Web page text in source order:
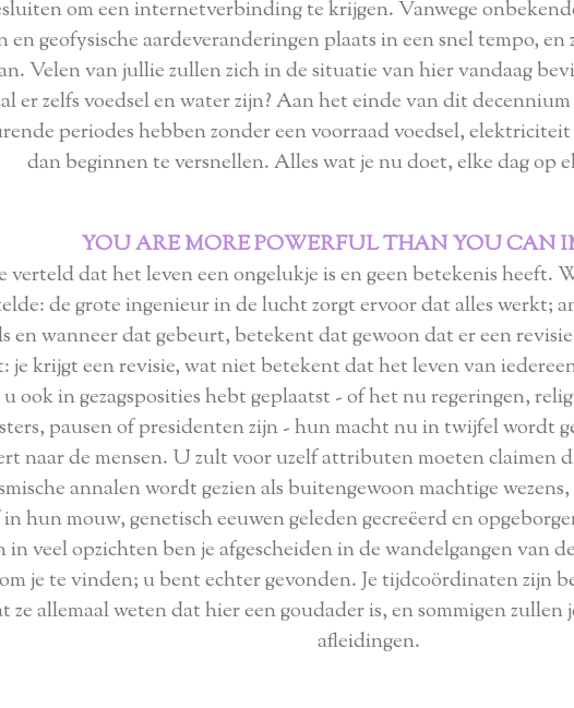
om een internetverbinding te krijgen. Vanwege
en geofysische aardeveranderingen plaats in een snel tempo,
Velen van jullie zullen zich in de situatie van hier vandaag
er zelfs voedsel en water zijn? Aan het einde van dit
periodes hebben zonder een voorraad voedsel,
dan beginnen te versnellen. Alles wat je nu doet, elke dag op
YOU ARE MORE POWERFUL THAN YOU CAN
verteld dat het leven een ongelukje is en geen betekenis heeft.
de grote ingenieur in de lucht zorgt ervoor dat alles werkt;
en wanneer dat gebeurt, betekent dat gewoon dat er een
je krijgt een revisie, wat niet betekent dat het leven van
ook in gezagsposities hebt geplaatst - of het nu regeringen,
pausen of presidenten zijn - hun macht nu in twijfel wordt
naar de mensen. U zult voor uzelf attributen moeten claimen
annalen wordt gezien als buitengewoon machtige
hun mouw, genetisch eeuwen geleden gecreëerd en
in veel opzichten ben je afgescheiden in de wandelgangen van
je te vinden; u bent echter gevonden. Je tijdcoördinaten zijn
ze allemaal weten dat hier een goudader is, en sommigen
afleidingen.